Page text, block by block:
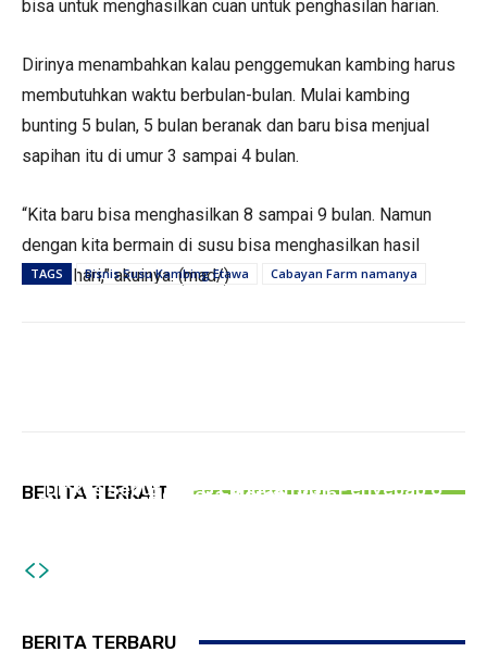
bisa untuk menghasilkan cuan untuk penghasilan harian.
Dirinya menambahkan kalau penggemukan kambing harus
membutuhkan waktu berbulan-bulan. Mulai kambing
bunting 5 bulan, 5 bulan beranak dan baru bisa menjual
sapihan itu di umur 3 sampai 4 bulan.
“Kita baru bisa menghasilkan 8 sampai 9 bulan. Namun
dengan kita bermain di susu bisa menghasilkan hasil
setiap hari,” akuinya. (mad/)
TAGS Bisnis Susu Kambing Etawa Cabayan Farm namanya
BERITA TERKAITBendera Merah Putih
Dinkes Sebut SPPG Langgar SOP Penyebab 6
Rombongan Pengantin di Tulungagung Terlibat
BERITA TERBARU